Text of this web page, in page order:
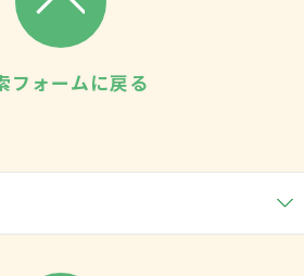
フォームに戻る